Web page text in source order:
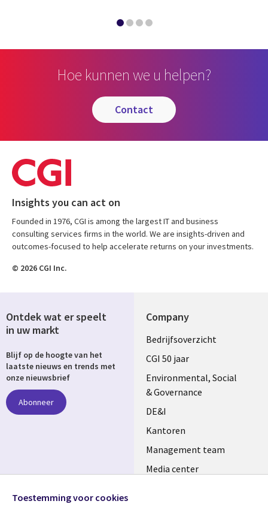
Hoe kunnen we u helpen?
contact
Insights you can act on
Founded in 1976, CGI is among the largest IT and business
consulting services firms in the world. We are insights-driven and
outcomes-focused to help accelerate returns on your investments.
© 2026 CGI Inc.
Company
Useful
links
NETHERLANDS
Bedrijfsoverzicht
CGI 50 jaar
Environmental, Social
& Governance
DE&I
Kantoren
Management team
Media center
Ontdek wat er speelt
in uw markt
Blijf op de hoogte van het
laatste nieuws en trends met
onze nieuwsbrief
Abonneer
Toestemming voor cookies